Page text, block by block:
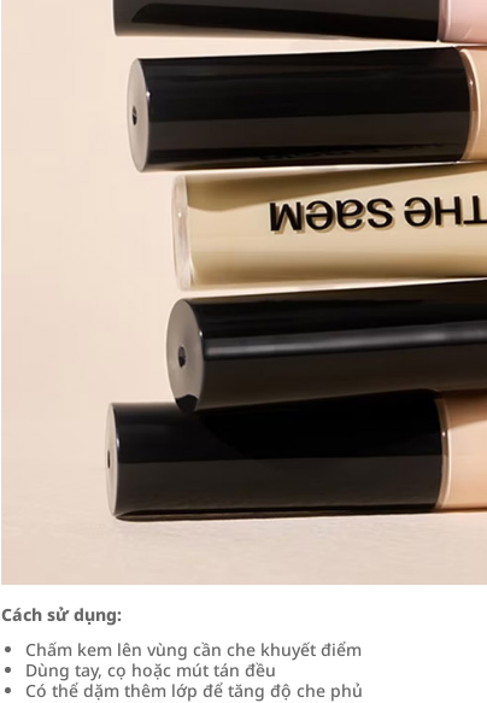
Cách sử dụng:
Chấm kem lên vùng cần che khuyết điểm
Dùng tay, cọ hoặc mút tán đều
Có thể dặm thêm lớp để tăng độ che phủ